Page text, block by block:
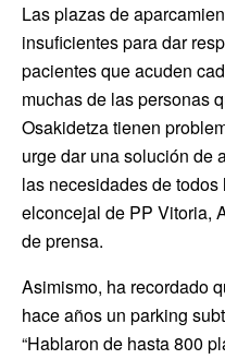
Las plazas de
insuficientes para dar
pacientes que acuden
muchas de las personas
Osakidetza tienen
urge dar una solución de
las necesidades de
elconcejal de PP Vitoria,
de prensa.
Asimismo, ha recordado
hace años un parking
“Hablaron de hasta 800